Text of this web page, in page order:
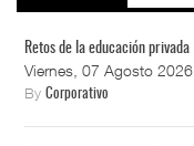
Retos de la educación privada
Viernes, 07 Agosto 2026
By Corporativo